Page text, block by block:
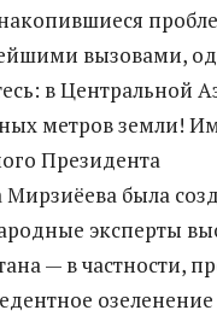
вызовами,
в Центральной
метров земли!
Президента
была
эксперты
— в частности,